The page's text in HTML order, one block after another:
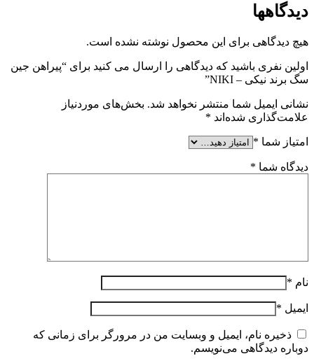
دیدگاهها
هیچ دیدگاهی برای این محصول نوشته نشده است.
اولین نفری باشید که دیدگاهی را ارسال می کنید برای “پیراهن جین
سگ برند نیکی – NIKI”
نشانی ایمیل شما منتشر نخواهد شد. بخش‌های موردنیاز
علامت‌گذاری شده‌اند *
امتیاز شما *
دیدگاه شما *
نام *
ایمیل *
ذخیره نام، ایمیل و وبسایت من در مرورگر برای زمانی که
دوباره دیدگاهی می‌نویسم.